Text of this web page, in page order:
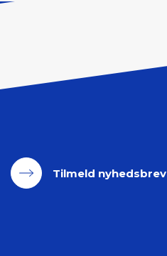
Tilmeld nyhedsbrev